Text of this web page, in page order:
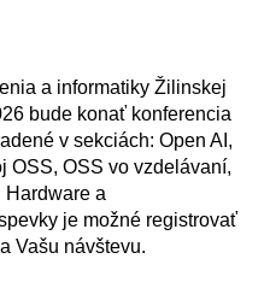
a informatiky Žilinskej
bude konať konferencia
v sekciách: Open AI,
OSS, OSS vo vzdelávaní,
Hardware a
je možné registrovať
Vašu návštevu.